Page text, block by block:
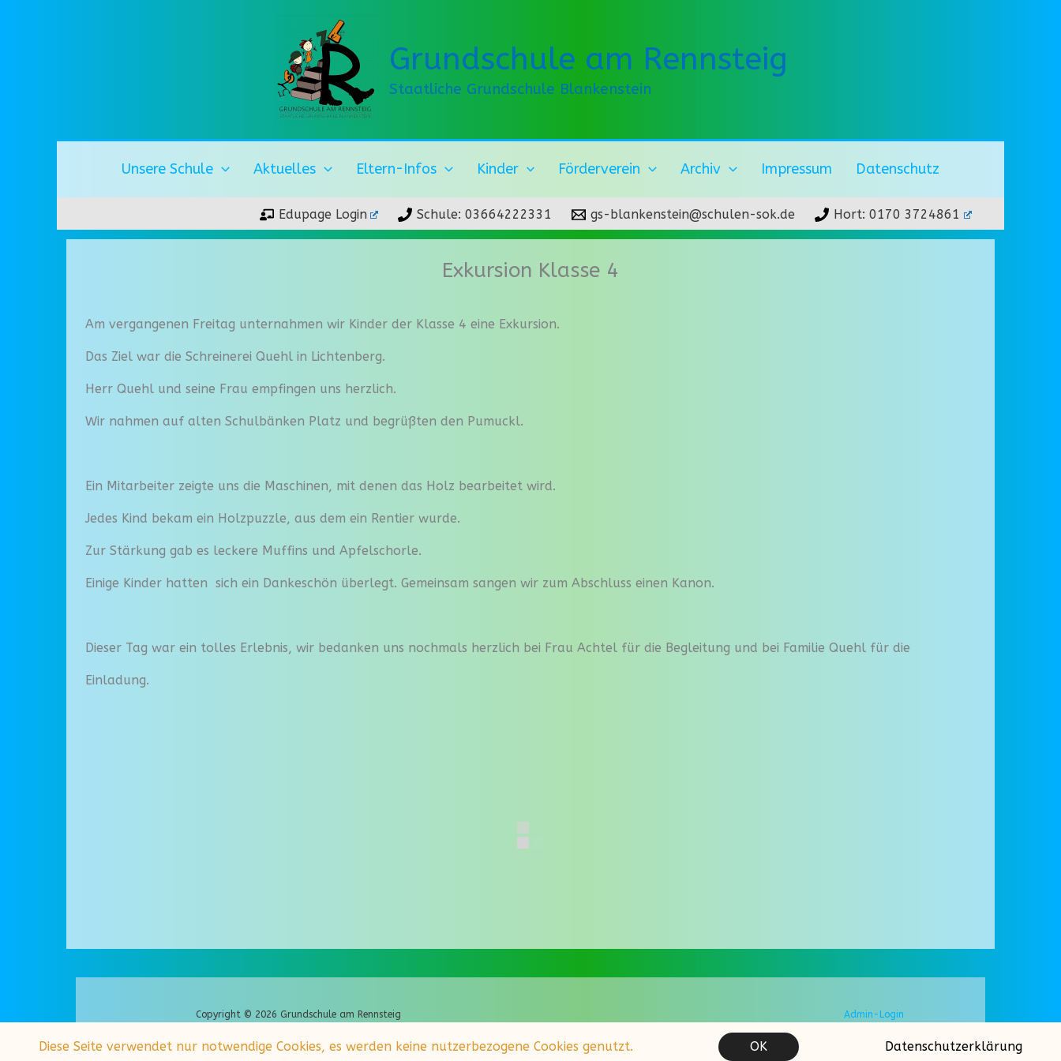
Grundschule am Rennsteig
Staatliche Grundschule Blankenstein
Unsere Schule Aktuelles Eltern-Infos Kinder Förderverein Archiv Impressum Datenschutz
Edupage Login Schule: 03664222331 gs-blankenstein@schulen-sok.de Hort: 0170 3724861
Exkursion Klasse 4
Am vergangenen Freitag unternahmen wir Kinder der Klasse 4 eine Exkursion.
Das Ziel war die Schreinerei Quehl in Lichtenberg.
Herr Quehl und seine Frau empfingen uns herzlich.
Wir nahmen auf alten Schulbänken Platz und begrüßten den Pumuckl.
Ein Mitarbeiter zeigte uns die Maschinen, mit denen das Holz bearbeitet wird.
Jedes Kind bekam ein Holzpuzzle, aus dem ein Rentier wurde.
Zur Stärkung gab es leckere Muffins und Apfelschorle.
Einige Kinder hatten sich ein Dankeschön überlegt. Gemeinsam sangen wir zum Abschluss einen Kanon.
Dieser Tag war ein tolles Erlebnis, wir bedanken uns nochmals herzlich bei Frau Achtel für die Begleitung und bei Familie Quehl für die
Einladung.
Copyright © 2026 Grundschule am Rennsteig Admin-Login
Diese Seite verwendet nur notwendige Cookies, es werden keine nutzerbezogene Cookies genutzt. OK Datenschutzerklärung